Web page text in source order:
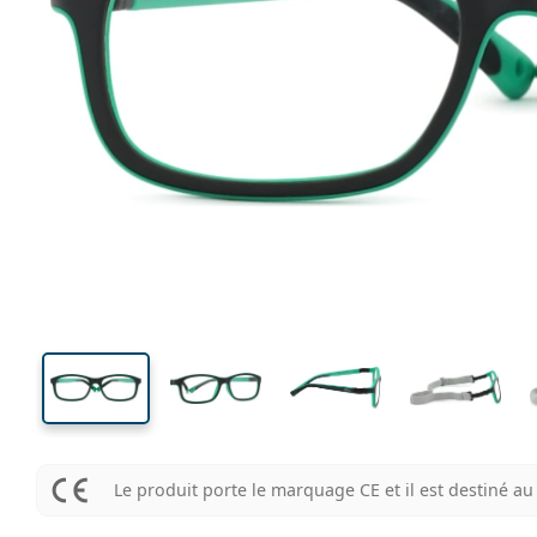
33 mm
Largeur des verres
50 mm
Largeur des verres
Largeur
des
Le produit porte le marquage CE et il est destiné